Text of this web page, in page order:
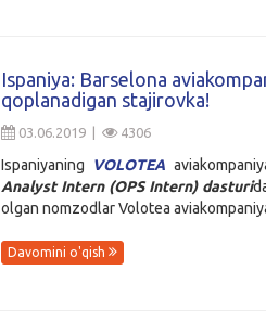
Ispaniya: Barselona
qoplanadigan stajirovka!
03.06.2019 | 4306
Ispaniyaning VOLOTEA
Analyst Intern (OPS Intern) dasturi
olgan nomzodlar Volotea
Davomini o'qish